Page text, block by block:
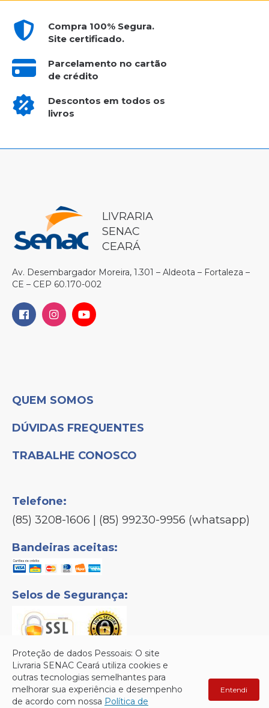
Compra 100% Segura.
Site certificado.
Parcelamento no cartão
de crédito
Descontos em todos os
livros
LIVRARIA
SENAC
CEARÁ
Av. Desembargador Moreira, 1.301 – Aldeota – Fortaleza –
CE – CEP 60.170-002
QUEM SOMOS
DÚVIDAS FREQUENTES
TRABALHE CONOSCO
Telefone:
(85) 3208-1606 | (85) 99230-9956 (whatsapp)
Bandeiras aceitas:
Selos de Segurança:
Senac © Copyright 2026 - Todos os direitos reservados.
Proteção de dados Pessoais: O site
Livraria SENAC Ceará utiliza cookies e
outras tecnologias semelhantes para
melhorar sua experiência e desempenho
de acordo com nossa Política de
Entendi